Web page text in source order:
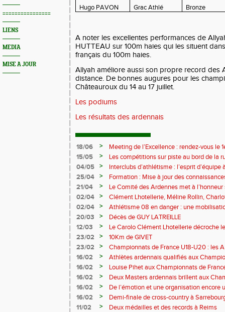
================
LIENS
MEDIA
MISE A JOUR
Hugo PAVON Grac Athlé Bronze
A noter les excellentes performances de
HUTTEAU sur 100m haies qui les situent
français du 100m haies.
Allyah améliore aussi son propre record des
distance. De bonnes augures pour les
Châteauroux du 14 au 17 juillet.
Les podiums
Les résultats des ardennais
18/06 >
Meeting de l’Excellence : rendez-vous le
15/05
>
Les compétitions sur piste au bord de la
04/05
>
Interclubs d’athlétisme : l’esprit d’équipe
rempart contre la sédentarité des jeunes
25/04 >
Formation : Mise à jour des
M372)
21/04 >
Le Comité des Ardennes met à
02/04
>
Clément Lhotellerie, Méline Rollin,
prolifique pour les coureurs ardennais
02/04 >
Athlétisme 08 en danger : une
20/03
>
Décès de GUY LATREILLE
12/03
>
Le Carolo Clément Lhotellerie décroche
master de cross-country
23/02 >
10Km de GIVET
23/02
>
Championnats de France U18-U20 : les
Val-de-Reuil
16/02 >
Athlètes ardennais qualifiés aux
en salle
16/02 >
Louise Pihet aux Championnats de
16/02
>
Deux Masters ardennais brillent aux
Saint‑Brieuc
16/02 >
De l’émotion et une organisation encore
Trail 2026
16/02 >
Demi-finale de cross-country à
boue… et à la fête !
11/02 >
Deux médailles et des records à Reims